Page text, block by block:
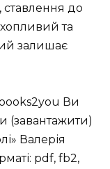
ставлення до
та
залишає
Ви
(завантажити)
Валерія
pdf, fb2,